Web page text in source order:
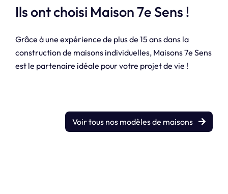
Ils ont choisi Maison 7e Sens !
Grâce à une expérience de plus de 15 ans dans la
construction de maisons individuelles, Maisons 7e Sens
est le partenaire idéale pour votre projet de vie !
Voir tous nos modèles de maisons